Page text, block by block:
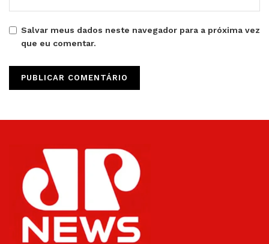
Salvar meus dados neste navegador para a próxima vez
que eu comentar.